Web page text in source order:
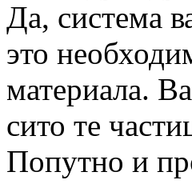
Да, система
это
материала.
сито те
Попутно и